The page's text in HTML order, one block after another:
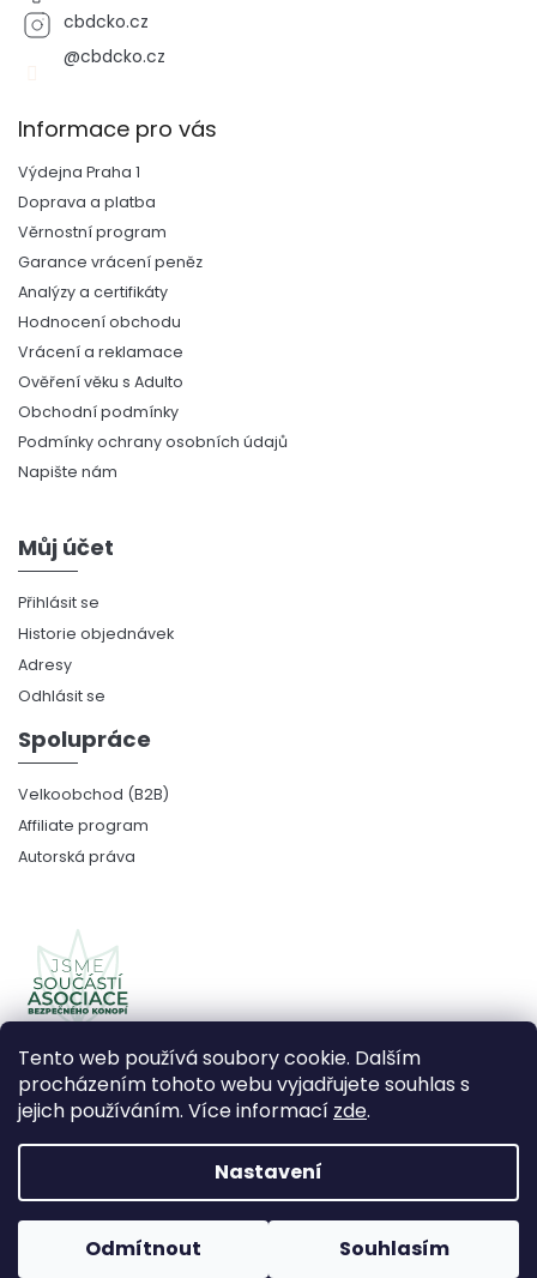
Tento web používá soubory cookie. Dalším
procházením tohoto webu vyjadřujete souhlas s
jejich používáním. Více informací zde.
Nastavení
Odmítnout Souhlasím
cbdcko.cz
@cbdcko.cz
Informace pro vás
Výdejna Praha 1
Doprava a platba
Věrnostní program
Garance vrácení peněz
Analýzy a certifikáty
Hodnocení obchodu
Vrácení a reklamace
Ověření věku s Adulto
Obchodní podmínky
Podmínky ochrany osobních údajů
Napište nám
Můj účet
Přihlásit se
Historie objednávek
Adresy
Odhlásit se
Spolupráce
Velkoobchod (B2B)
Affiliate program
Autorská práva
Vytvořil Shoptet Premium
Používáme ověření věku Adulto